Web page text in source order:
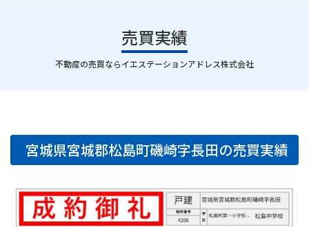
売買実績
｜
不動産の売買ならイエステーションアドレス株式会社
宮城県宮城郡松島町磯崎字長田の売買実績